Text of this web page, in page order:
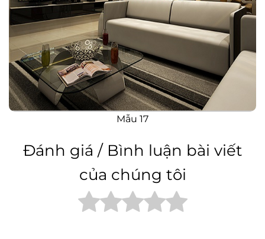
Mẫu 17
Đánh giá / Bình luận bài viết
của chúng tôi